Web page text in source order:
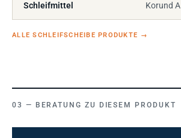
Schleifmittel Korund A
ALLE SCHLEIFSCHEIBE PRODUKTE →
BERATUNG ZU DIESEM PRODUKT